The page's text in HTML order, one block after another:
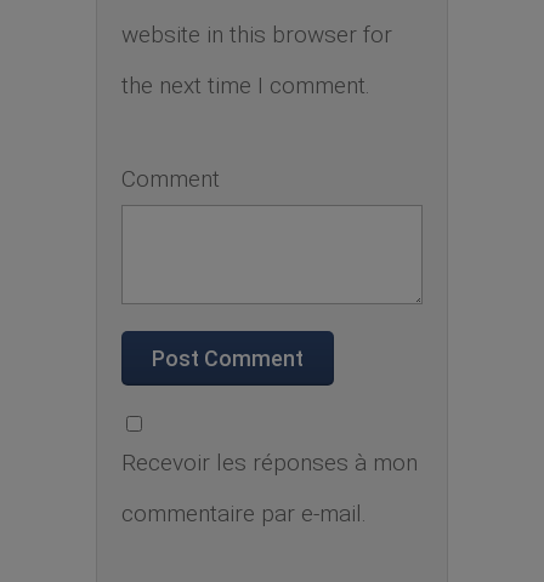
website in this browser for
the next time I comment.
Comment
Recevoir les réponses à mon
commentaire par e-mail.